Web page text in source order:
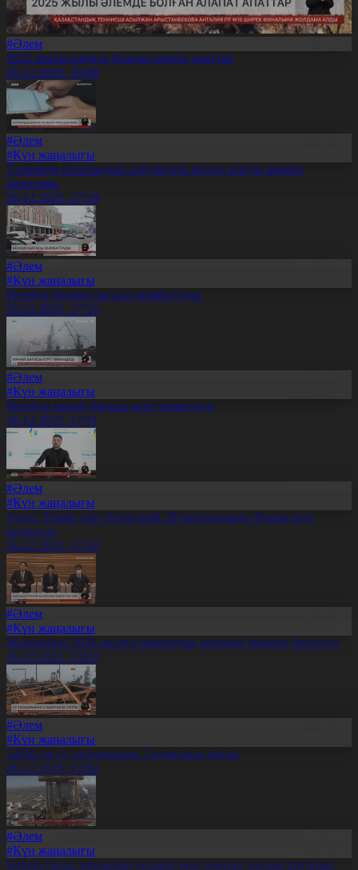
#Әлем
2025 жылы әлемде болған алапат апаттар
26.12.2025, 20:00
#Әлем
#Күн жаңалығы
Түркияда балалардың әлеуметтік желіге кіруін заңмен
шектемек
26.12.2025, 17:19
#Әлем
#Күн жаңалығы
Ресейде бензин бағасы қымбаттады
26.12.2025, 17:16
#Әлем
#Күн жаңалығы
Ресейде мұнай бағасы күрт төмендеді
26.12.2025, 17:11
#Әлем
#Күн жаңалығы
Axios: Трамп пен Зеленский 28 желтоқсанда Флоридада
кездеседі
26.12.2025, 17:10
#Әлем
#Күн жаңалығы
Жапонияда 2026 жылға рекордтық көлемде бюджет бекітілді
26.12.2025, 13:02
#Әлем
#Күн жаңалығы
АҚШ-та су тасқынынан 2 адам қаза тапты
26.12.2025, 13:02
#Әлем
#Күн жаңалығы
Өзбекстанда жанармай өндірісі мен импорт көлемі ұлғайды